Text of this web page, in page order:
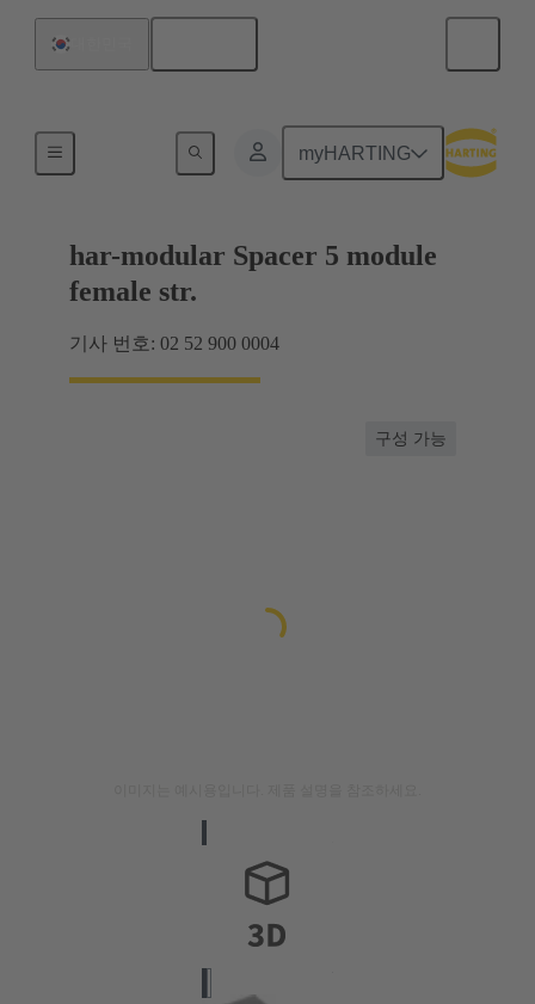
myHARTING
마더보드와 도터보드 연결
har-modular Spacer 5 module
female str.
기사 번호: 02 52 900 0004
구성 가능